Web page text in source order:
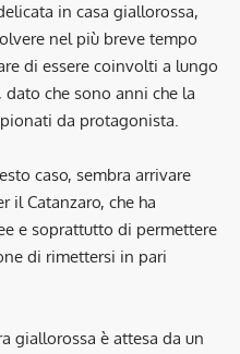
in casa giallorossa,
nel più breve tempo
di essere coinvolti a lungo
che sono anni che la
da protagonista.
caso, sembra arrivare
il Catanzaro, che ha
e soprattutto di permettere
di rimettersi in pari
giallorossa è attesa da un